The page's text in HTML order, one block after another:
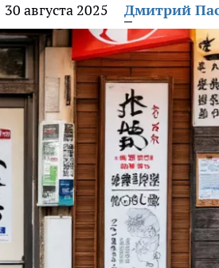
30 августа 2025 Дмитрий